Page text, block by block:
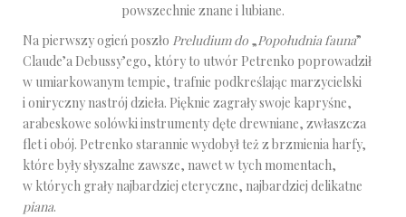
powszechnie znane i lubiane.
Na pierwszy ogień poszło Preludium do „Popołudnia fauna”
Claude’a Debussy’ego, który to utwór Petrenko poprowadził
w umiarkowanym tempie, trafnie podkreślając marzycielski
i oniryczny nastrój dzieła. Pięknie zagrały swoje kapryśne,
arabeskowe solówki instrumenty dęte drewniane, zwłaszcza
flet i obój. Petrenko starannie wydobył też z brzmienia harfy,
które były słyszalne zawsze, nawet w tych momentach,
w których grały najbardziej eteryczne, najbardziej delikatne
piana.